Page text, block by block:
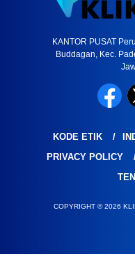
KANTOR PUSAT
Buddagan, Kec.
KODE ETIK
PRIVACY POLICY
COPYRIGHT © 2026